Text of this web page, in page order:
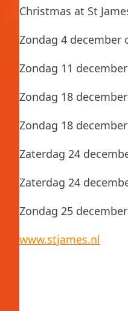
Christmas at St
Zondag 4 december
Zondag 11
Zondag 18
Zondag 18
Zaterdag 24
Zaterdag 24
Zondag 25
www.stjames.nl